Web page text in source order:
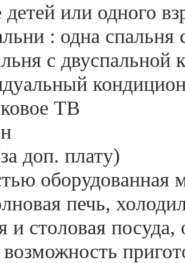
детей или одного
: одна
с
ТВ
доп. плату)
оборудованная
печь,
и столовая
возможность